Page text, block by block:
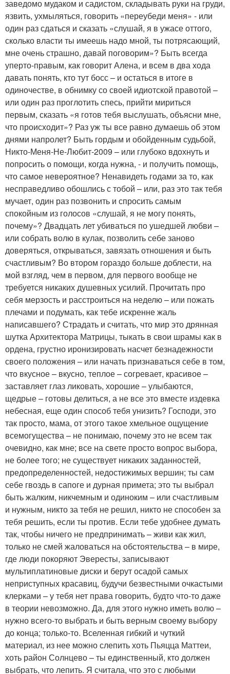
заведомо мудаком и садистом, складывать руки на груди,
язвить, ухмыляться, говорить «переубеди меня» - или
один раз сдаться и сказать «слушай, я в ужасе оттого,
сколько власти ты имеешь надо мной, ты потрясающий,
мне очень страшно, давай поговорим»? Быть всегда
уперто-правым, как говорит Алена, и всем в два хода
давать понять, кто тут босс – и остаться в итоге в
одиночестве, в обнимку со своей идиотской правотой –
или один раз проглотить спесь, прийти мириться
первым, сказать «я готов тебя выслушать, объясни мне,
что происходит»? Раз уж ты все равно думаешь об этом
днями напролет? Быть гордым и обойденным судьбой,
Никто-Меня-Не-Любит-2009 – или глубоко вдохнуть и
попросить о помощи, когда нужна, - и получить помощь,
что самое невероятное? Ненавидеть годами за то, как
несправедливо обошлись с тобой – или, раз это так тебя
мучает, один раз позвонить и спросить самым
спокойным из голосов «слушай, я не могу понять,
почему»? Двадцать лет убиваться по ушедшей любви –
или собрать волю в кулак, позволить себе заново
доверяться, открываться, завязать отношения и быть
счастливым? Во втором гораздо больше доблести, на
мой взгляд, чем в первом, для первого вообще не
требуется никаких душевных усилий. Прочитать про
себя мерзость и расстроиться на неделю – или пожать
плечами и подумать, как тебе искренне жаль
написавшего? Страдать и считать, что мир это дрянная
шутка Архитектора Матрицы, тыкать в свои шрамы как в
ордена, грустно иронизировать насчет безнадежности
своего положения – или начать признаваться себе в том,
что вкусное – вкусно, теплое – согревает, красивое –
заставляет глаз ликовать, хорошие – улыбаются,
щедрые – готовы делиться, а не все это вместе издевка
небесная, еще один способ тебя унизить? Господи, это
так просто, мама, от этого такое хмельное ощущение
всемогущества – не понимаю, почему это не всем так
очевидно, как мне; все на свете просто вопрос выбора,
не более того; не существует никаких заданностей,
предопределенностей, недостижимых вершин; ты сам
себе гвоздь в сапоге и дурная примета; это ты выбрал
быть жалким, никчемным и одиноким – или счастливым
и нужным, никто за тебя не решил, никто не способен за
тебя решить, если ты против. Если тебе удобнее думать
так, чтобы ничего не предпринимать – живи как жил,
только не смей жаловаться на обстоятельства – в мире,
где люди покоряют Эвересты, записывают
мультиплатиновые диски и берут осадой самых
неприступных красавиц, будучи безвестными очкастыми
клерками – у тебя нет права говорить, будто что-то даже
в теории невозможно. Да, для этого нужно иметь волю –
нужно всего-то выбрать и быть верным своему выбору
до конца; только-то. Вселенная гибкий и чуткий
материал, из нее можно слепить хоть Пьяцца Маттеи,
хоть район Солнцево – ты единственный, кто должен
выбрать, что лепить. Я считала, что это с любыми